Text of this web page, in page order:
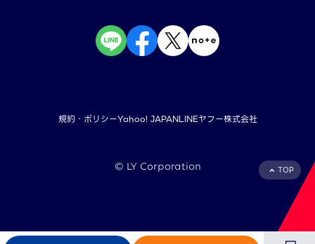
TOP
規約・ポリシーYahoo! JAPANLINEヤフー株式会社
©︎ LY Corporation